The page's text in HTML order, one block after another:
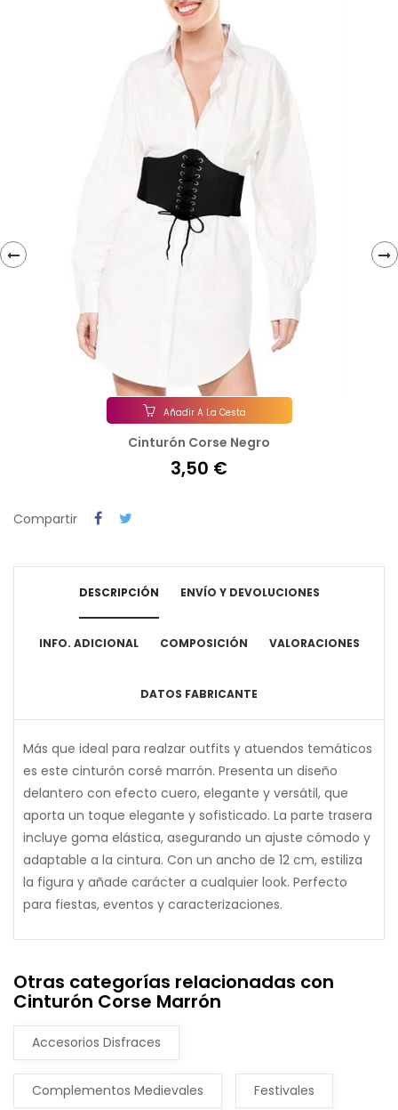
Añadir A La Cesta
Cinturón Corse Negro
3,50 €
Compartir
DESCRIPCIÓN ENVÍO Y DEVOLUCIONES
INFO. ADICIONAL COMPOSICIÓN VALORACIONES
DATOS FABRICANTE
Más que ideal para realzar outfits y atuendos temáticos
es este cinturón corsé marrón. Presenta un diseño
delantero con efecto cuero, elegante y versátil, que
aporta un toque elegante y sofisticado. La parte trasera
incluye goma elástica, asegurando un ajuste cómodo y
adaptable a la cintura. Con un ancho de 12 cm, estiliza
la figura y añade carácter a cualquier look. Perfecto
para fiestas, eventos y caracterizaciones.
Otras categorías relacionadas con
Cinturón Corse Marrón
Accesorios Disfraces
Complementos Medievales Festivales